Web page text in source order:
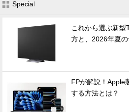
Special
これから選ぶ新型
方と、2026年夏
FPが解説！Apple
する方法とは？